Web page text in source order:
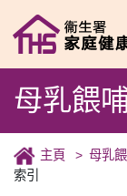
母乳餵
主頁 母乳
索引